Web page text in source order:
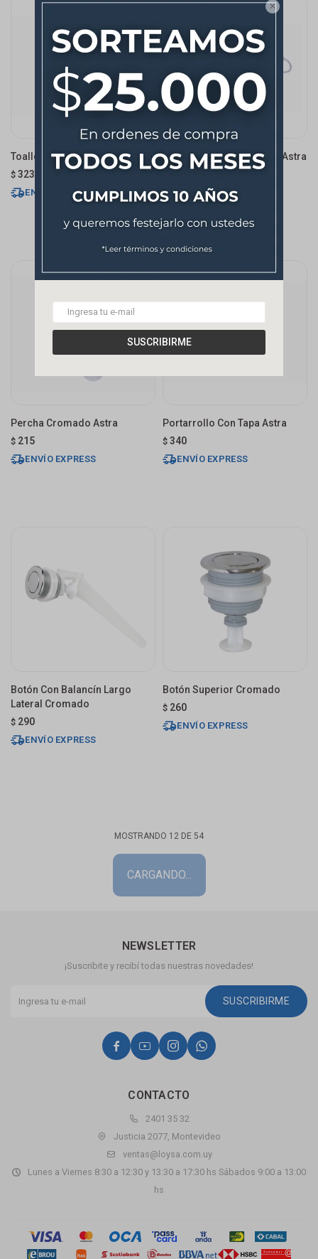

SUSCRIBIRME
Toallero Aro Cromado Astra
$ 323
ENVÍO EXPRESS
Barral Toallero Cromado Astra
ENVÍO EXPRESS
Percha Cromado Astra
$ 215
ENVÍO EXPRESS
Portarrollo Con Tapa Astra
$ 340
ENVÍO EXPRESS
Botón Con Balancín Largo
Lateral Cromado
$ 290
ENVÍO EXPRESS
Botón Superior Cromado
$ 260
ENVÍO EXPRESS
MOSTRANDO 12 DE 54
CONTACTO
2401 35 32
Justicia 2077, Montevideo
ventas@loysa.com.uy
Lunes a Viernes 8:30 a 12:30 y 13:30 a 17:30 hs Sábados 9:00 a 13:00
hs
NEWSLETTER
¡Suscribite y recibí todas nuestras novedades!
SUSCRIBIRME
   